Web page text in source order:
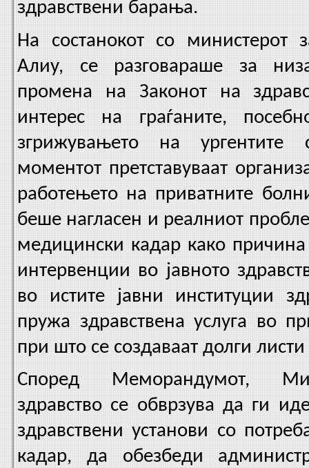
здравствени барања.
На состанокот со министерот
Алиу, се разговараше за
промена на Законот на
интерес на граѓаните,
згрижувањето на ургентите
моментот претставуваат
работењето на приватните
беше нагласен и реалниот
медицински кадар како
интервенции во јавното
во истите јавни институции
пружа здравствена услуга во
при што се создаваат долги
Според Меморандумот,
здравство се обврзува да ги
здравствени установи со
кадар, да обезбеди